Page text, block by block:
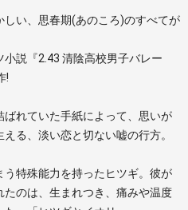
い、思春期(あのころ)のすべてが
説『2.43 清陰高校男子バレー
!
れていた手紙によって、思いが
る、淡い恋と切ない嘘の行方。
特殊能力を持ったヒツギ。彼が
のは、生まれつき、痛みや温度